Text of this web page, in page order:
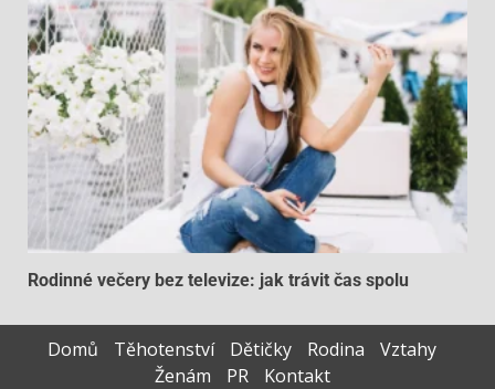
Rodinné večery bez televize: jak trávit čas spolu
Domů Těhotenství Dětičky Rodina
Vztahy
Ženám
PR Kontakt